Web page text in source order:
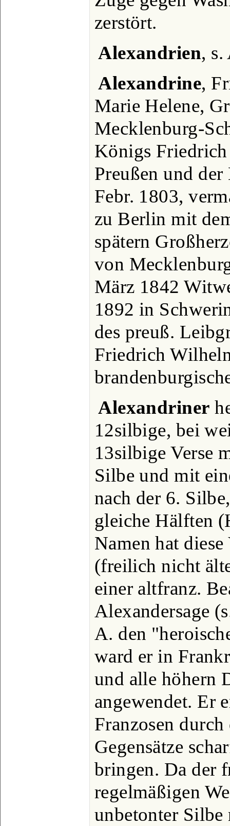
zerstört.
Alexandrien,
Alexandrine,
Marie Helene,
Mecklenburg-
Königs
Preußen und
Febr. 1803,
zu Berlin mit
spätern
von
März 1842
1892 in
des preuß.
Friedrich
Alexandriner
12silbige, bei
13silbige Verse
Silbe und mit
nach der 6.
gleiche Hälften
Namen hat
(freilich nicht
einer altfranz.
Alexandersage
A. den
ward er in
und alle höhern
angewendet. Er
Franzosen
Gegensätze
bringen. Da der
regelmäßigen
unbetonter